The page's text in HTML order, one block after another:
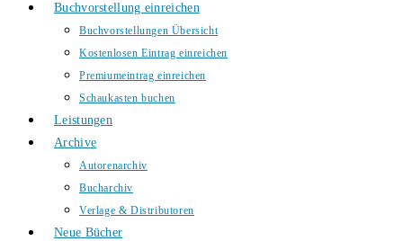
Buchvorstellung einreichen
Buchvorstellungen Übersicht
Kostenlosen Eintrag einreichen
Premiumeintrag einreichen
Schaukasten buchen
Leistungen
Archive
Autorenarchiv
Bucharchiv
Verlage & Distributoren
Neue Bücher